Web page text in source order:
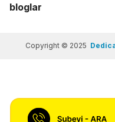
bloglar
Copyright © 2025